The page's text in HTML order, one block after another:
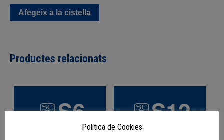
de
xoc
i
Afegeix a la cistella
Productes relacionats
Política de Cookies